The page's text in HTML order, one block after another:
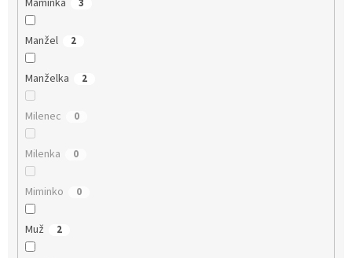
3
Manžel 2
Manželka 2
Milenec 0
Milenka 0
Miminko 0
Muž 2